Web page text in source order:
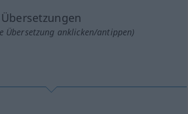
Übersetzung anklicken/antippen)